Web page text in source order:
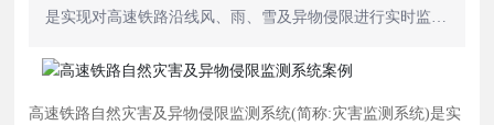
是实现对高速铁路沿线风、雨、雪及异物侵限进行实时监
保证高速铁路列车安全、高效运行的技术支撑手段和重要基
高速铁路自然灾害及异物侵限监测系统(简称:灾害监测系统)是实